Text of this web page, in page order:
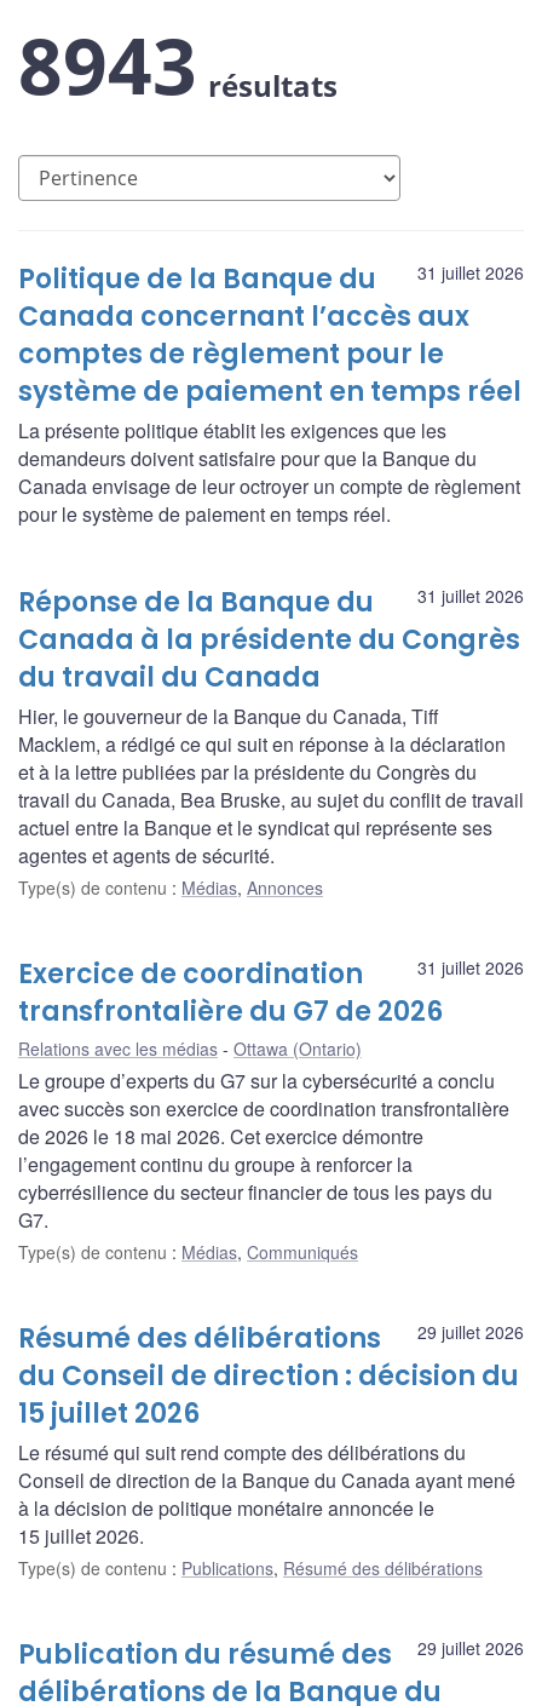
8943 résultats
31 juillet 2026
Politique de la Banque du
Canada concernant l’accès aux
comptes de règlement pour le
système de paiement en temps réel
La présente politique établit les exigences que les
demandeurs doivent satisfaire pour que la Banque du
Canada envisage de leur octroyer un compte de règlement
pour le système de paiement en temps réel.
31 juillet 2026
Réponse de la Banque du
Canada à la présidente du Congrès
du travail du Canada
Hier, le gouverneur de la Banque du Canada, Tiff
Macklem, a rédigé ce qui suit en réponse à la déclaration
et à la lettre publiées par la présidente du Congrès du
travail du Canada, Bea Bruske, au sujet du conflit de travail
actuel entre la Banque et le syndicat qui représente ses
agentes et agents de sécurité.
Type(s) de contenu : Médias, Annonces
31 juillet 2026
Exercice de coordination
transfrontalière du G7 de 2026
Relations avec les médias Ottawa (Ontario)
Le groupe d’experts du G7 sur la cybersécurité a conclu
avec succès son exercice de coordination transfrontalière
de 2026 le 18 mai 2026. Cet exercice démontre
l’engagement continu du groupe à renforcer la
cyberrésilience du secteur financier de tous les pays du
G7.
Type(s) de contenu : Médias, Communiqués
29 juillet 2026
Résumé des délibérations
du Conseil de direction : décision du
15 juillet 2026
Le résumé qui suit rend compte des délibérations du
Conseil de direction de la Banque du Canada ayant mené
à la décision de politique monétaire annoncée le
15 juillet 2026.
Type(s) de contenu : Publications, Résumé des délibérations
29 juillet 2026
Publication du résumé des
délibérations de la Banque du